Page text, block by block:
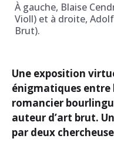
À gauche, Blaise
Violl) et à droite,
Brut).
Une exposition
énigmatiques entre
romancier
auteur d’art brut.
par deux